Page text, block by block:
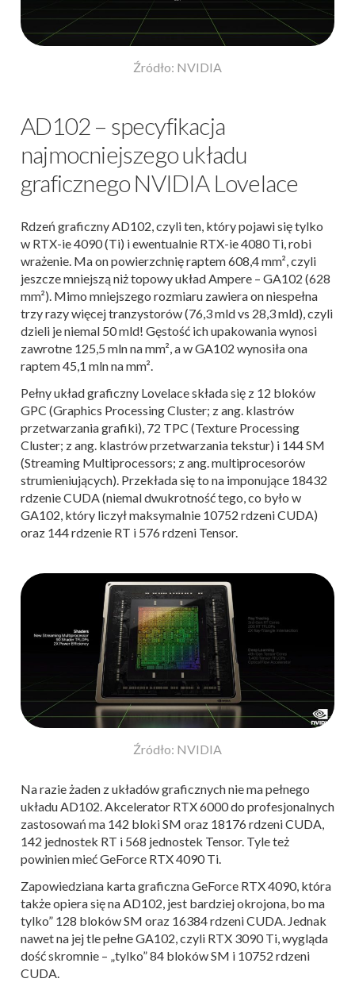
Źródło: NVIDIA
AD102 – specyfikacja
najmocniejszego układu
graficznego NVIDIA Lovelace
Rdzeń graficzny AD102, czyli ten, który pojawi się tylko
w RTX-ie 4090 (Ti) i ewentualnie RTX-ie 4080 Ti, robi
wrażenie. Ma on powierzchnię raptem 608,4 mm², czyli
jeszcze mniejszą niż topowy układ Ampere – GA102 (628
mm²). Mimo mniejszego rozmiaru zawiera on niespełna
trzy razy więcej tranzystorów (76,3 mld vs 28,3 mld), czyli
dzieli je niemal 50 mld! Gęstość ich upakowania wynosi
zawrotne 125,5 mln na mm², a w GA102 wynosiła ona
raptem 45,1 mln na mm².
Pełny układ graficzny Lovelace składa się z 12 bloków
GPC (Graphics Processing Cluster; z ang. klastrów
przetwarzania grafiki), 72 TPC (Texture Processing
Cluster; z ang. klastrów przetwarzania tekstur) i 144 SM
(Streaming Multiprocessors; z ang. multiprocesorów
strumieniujących). Przekłada się to na imponujące 18432
rdzenie CUDA (niemal dwukrotność tego, co było w
GA102, który liczył maksymalnie 10752 rdzeni CUDA)
oraz 144 rdzenie RT i 576 rdzeni Tensor.
Źródło: NVIDIA
Na razie żaden z układów graficznych nie ma pełnego
układu AD102. Akcelerator RTX 6000 do profesjonalnych
zastosowań ma 142 bloki SM oraz 18176 rdzeni CUDA,
142 jednostek RT i 568 jednostek Tensor. Tyle też
powinien mieć GeForce RTX 4090 Ti.
Zapowiedziana karta graficzna GeForce RTX 4090, która
także opiera się na AD102, jest bardziej okrojona, bo ma
tylko” 128 bloków SM oraz 16384 rdzeni CUDA. Jednak
nawet na jej tle pełne GA102, czyli RTX 3090 Ti, wygląda
dość skromnie – „tylko” 84 bloków SM i 10752 rdzeni
CUDA.